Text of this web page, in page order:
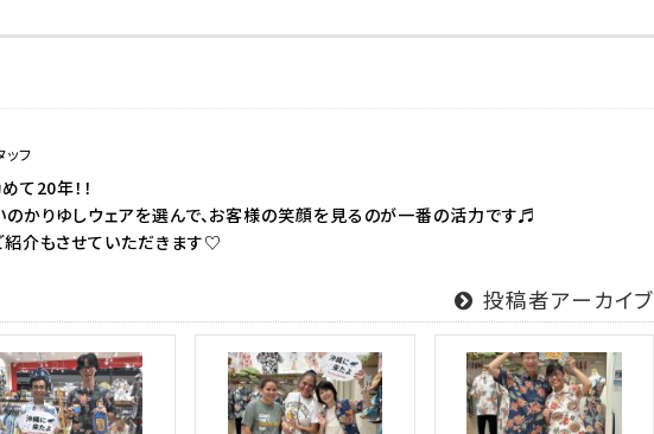
ッフ
て20年！！
かりゆしウェアを選んで、お客様の笑顔を見るのが一番の活力です♬
紹介もさせていただきます♡
投稿者アーカイブ